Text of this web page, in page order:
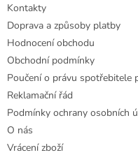
Kontakty
Doprava a způsoby platby
Hodnocení obchodu
Obchodní podmínky
Poučení o právu spotřebitele
Reklamační řád
Podmínky ochrany osobních
O nás
Vrácení zboží